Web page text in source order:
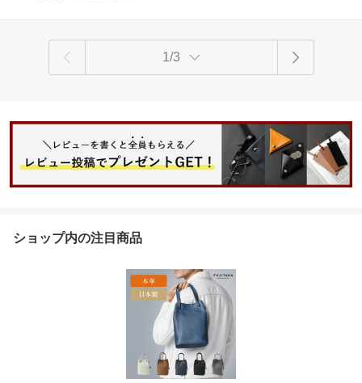
1/3
ショップ内の注目商品